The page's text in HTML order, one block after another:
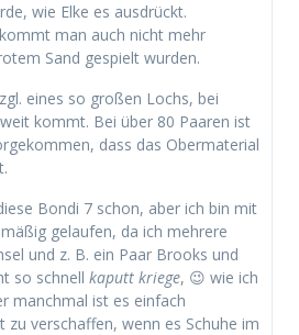
wie Elke es ausdrückt.
man auch nicht mehr
Sand gespielt wurden.
eines so großen Lochs, bei
kommt. Bei über 80 Paaren ist
dass das Obermaterial
Bondi 7 schon, aber ich bin mit
gelaufen, da ich mehrere
und z. B. ein Paar Brooks und
so schnell kaputt kriege, 😉 wie ich
manchmal ist es einfach
zu verschaffen, wenn es Schuhe im